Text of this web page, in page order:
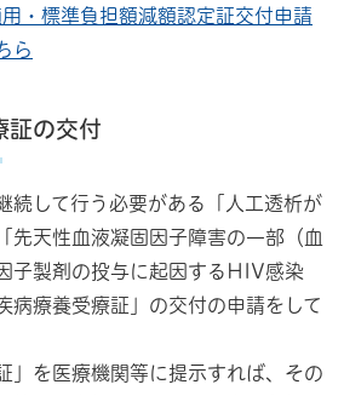
・標準負担額減額認定証交付申請
ら
証の交付
続して行う必要がある「人工透析が
先天性血液凝固因子障害の一部（血
子製剤の投与に起因するHIV感染
病療養受療証」の交付の申請をして
」を医療機関等に提示すれば、その